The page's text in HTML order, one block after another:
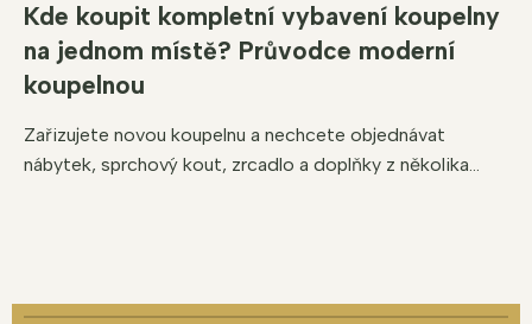
Kde koupit kompletní vybavení koupelny
na jednom místě? Průvodce moderní
koupelnou
Zařizujete novou koupelnu a nechcete objednávat
nábytek, sprchový kout, zrcadlo a doplňky z několika...